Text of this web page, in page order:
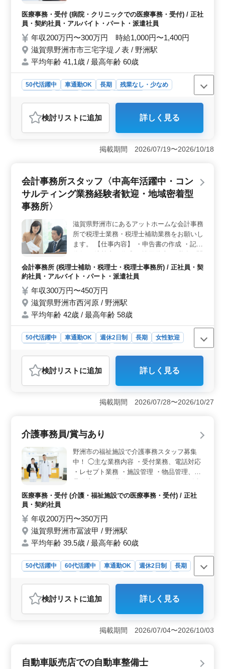
・受付、電話対応、会計 ・カルテ作成 ・電
子カルテ入力 ・レセプト作成 ・診療補助 ＊
＊医療秘書・医療クラーク・介護事務・病院
受付等今までの経験を活かして働ける方！
皆様のご応募お待ちしております♪
医療事務・受付 (病院・クリニックでの医療事務・受付) / 正社
員・契約社員・アルバイト・パート・派遣社員
年収200万円〜300万円 時給1,000円〜1,400円
滋賀県野洲市市三宅字堤ノ表 / 野洲駅
平均年齢 41,1歳 / 最高年齢 60歳
50代活躍中 車通勤OK 長期
残業なし・少なめ
医療事務・受付
おすすめポイント
＜安心して働ける環境＞ 野洲市に位置する産婦人科ク
リニックが、中高年の方を歓迎しています。賞与は年二
回で、安定感ある収入を提供しています。週3日以上の柔
医療事務業務が幅広く、経験豊富な方々が活躍中です。
受付、電話対応、会計、カルテ作成、電子カルテ入力、
レセプト作成、診療補助など、様々なスキルが磨かれる
環境です。 ＜充実の手当と福利厚生＞ 給与は年収
220万円〜300万円、時給1,000円〜1,300円が提示されて
います。通勤手当は全額支給され、雇用・労災・健康・
厚生といった福利厚生が整備されています。安心して働
きながら、スキルアップを目指しましょう。
検討リスト に追加 詳しく見る
掲載期間 2026/07/19〜2026/10/18
会計事務所スタッフ〈中高年活躍中・コン
サルティング業務経験者歓迎・地域密着型
事務所〉
滋賀県野洲市にあるアットホームな会計事務
所で税理士業務・税理士補助業務をお願いし
ます。 【仕事内容】 ・申告書の作成 ・記帳
係する仕事全般 ・経営アドバイス ◯税理士
資格保有者歓迎 ☆50代以上のベテラン経験
募下さい。
会計事務所 (税理士補助・税理士・税理士事務所) / 正社員・契
約社員・アルバイト・パート・派遣社員
年収300万円〜450万円
滋賀県野洲市西河原 / 野洲駅
平均年齢 42歳 / 最高年齢 58歳
50代活躍中 車通勤OK 週休2日制 長期
女性歓迎
おすすめポイント
＜アットホームな環境＞ 滋賀県野洲市に位置する当会
計事務所は、地域密着型でアットホームな雰囲気が自慢
です。中高年層が活躍する職場で、経験豊富な方々のご
います。会計事務所での経験が5年以上ある方や、日商簿
記2級以上の資格をお持ちの方には特に歓迎の声をかけて
います。 ＜働きやすい条件＞ 野洲駅近くに位置
し、車通勤も可能です。週5日勤務で土日祝はお休みで
す。給与は年収320万円から450万円で、通勤手当は全額
支給されます。また、年2回の賞与や雇用・労災・健康・
厚生など、福利厚生も充実しています。
検討リスト に追加 詳しく見る
掲載期間 2026/07/28〜2026/10/27
介護事務員/賞与あり
野洲市の福祉施設で介護事務スタッフ募集
中！ ◯主な業務内容 ・受付業務、電話対応
・レセプト業務 ・施設管理 ・物品管理、備
躍中です。 アットホームで働きやすい職場
60歳以上活躍中
医療事務・受付 (介護・福祉施設での医療事務・受付) / 正社
員・契約社員
年収200万円〜350万円
滋賀県野洲市冨波甲 / 野洲駅
平均年齢 39.5歳 / 最高年齢 60歳
50代活躍中 60代活躍中 車通勤OK 週休2日制
長期
おすすめポイント
＜安定した福利厚生と報酬＞ 賞与制度があり、前年度実
績で年2回計2.7ヶ月分支給されるため、頑張りがしっか
り評価されます。昇給制度や退職金制度も整っており、
備しており、通勤のストレスが少ないのが魅力です。ま
検討リスト に追加 詳しく見る
掲載期間 2026/07/04〜2026/10/03
自動車販売店での自動車整備士